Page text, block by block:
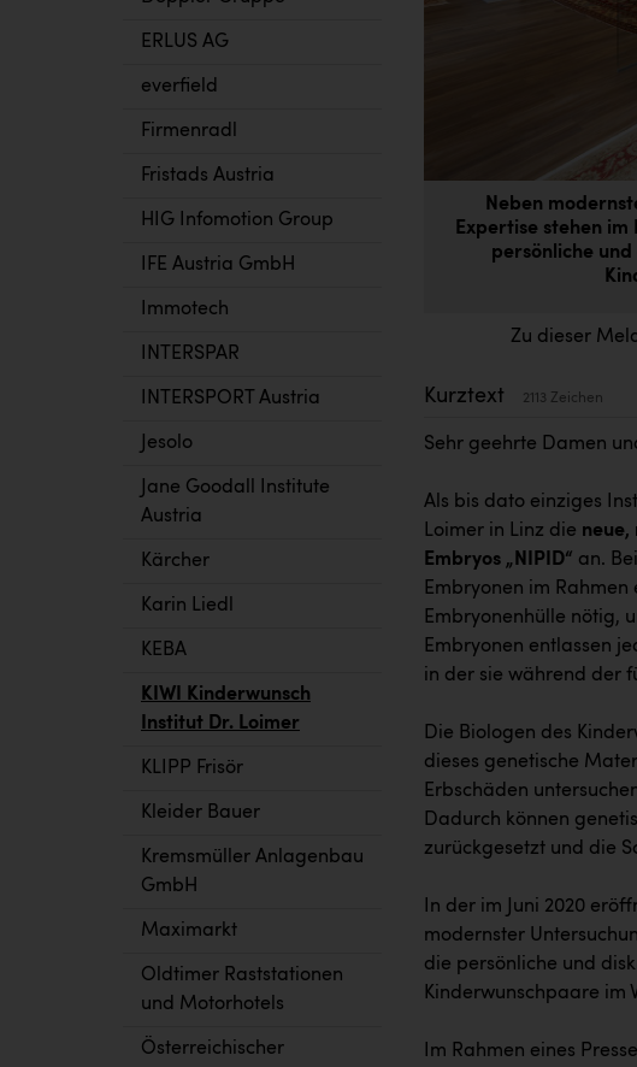
ERLUS AG
everfield
Firmenradl
Fristads Austria
HIG Infomotion Group
IFE Austria GmbH
Immotech
INTERSPAR
INTERSPORT Austria
Jesolo
Jane Goodall Institute
Austria
Kärcher
Karin Liedl
KEBA
KIWI Kinderwunsch
Institut Dr. Loimer
KLIPP Frisör
Kleider Bauer
Kremsmüller Anlagenbau
GmbH
Maximarkt
Oldtimer Raststationen
und Motorhotels
Österreichischer
Neben
Expertise stehen
persönliche
Zu dieser
Kurztext 2113 Zeichen
Sehr geehrte Damen
Als bis dato einziges
Loimer in Linz die neue,
Embryos „NIPID“ an.
Embryonen im
Embryonenhülle nötig,
Embryonen entlassen
in der sie während der
Die Biologen des
dieses genetische
Erbschäden
Dadurch können
zurückgesetzt und die
In der im Juni 2020
modernster
die persönliche und
Kinderwunschpaare im
Im Rahmen eines